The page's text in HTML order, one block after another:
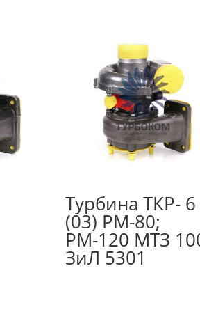
Турбина ТКР- 6
(03) РМ-80;
РМ-120 МТЗ
ЗиЛ 5301